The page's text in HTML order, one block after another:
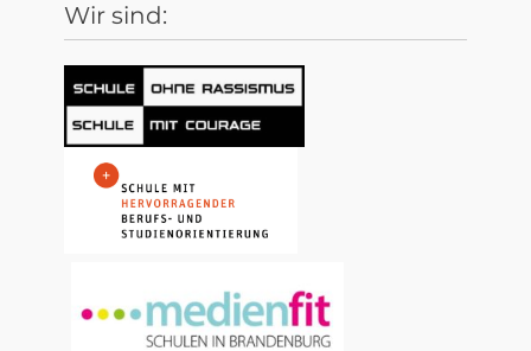
Wir sind: